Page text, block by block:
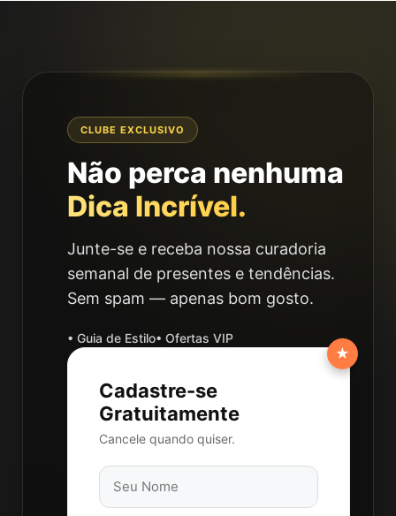
CLUBE EXCLUSIVO
Não perca nenhuma
Dica Incrível.
Junte-se e receba nossa curadoria
semanal de presentes e tendências.
Sem spam — apenas bom gosto.
• Guia de Estilo• Ofertas VIP
Cadastre-se
Gratuitamente
Cancele quando quiser.
★